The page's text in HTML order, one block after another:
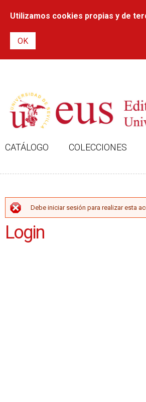
Utilizamos cookies propias y de
CATÁLOGO COLECCIONES
MENSAJE DE
Debe iniciar sesión para realizar esta
Login